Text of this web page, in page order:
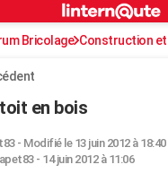
par ville
S'inscrire
Connexion
Bricolage Construction
combles
en bois
- Modifié le 13 juin 2012 à 18:40
- 14 juin 2012 à 11:06